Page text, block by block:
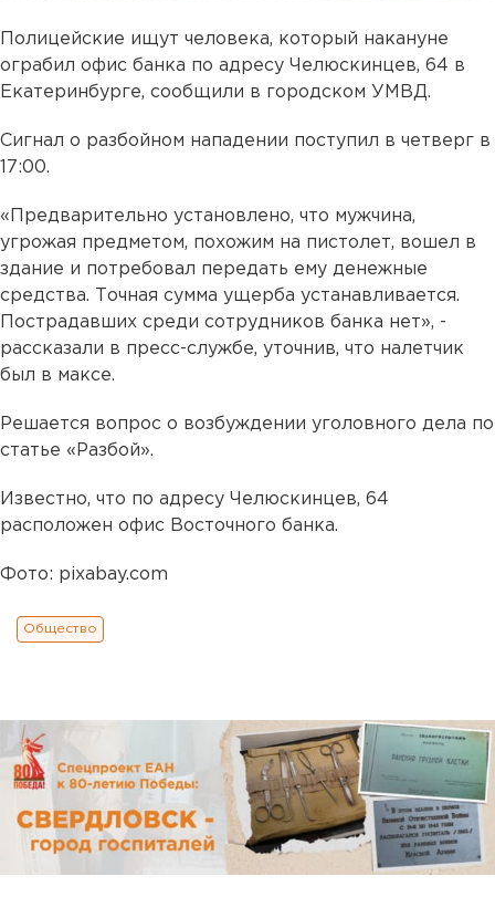
Полицейские ищут человека, который накануне
ограбил офис банка по адресу Челюскинцев, 64 в
Екатеринбурге, сообщили в городском УМВД.
Сигнал о разбойном нападении поступил в четверг в
17:00.
«Предварительно установлено, что мужчина,
угрожая предметом, похожим на пистолет, вошел в
здание и потребовал передать ему денежные
средства. Точная сумма ущерба устанавливается.
Пострадавших среди сотрудников банка нет», -
рассказали в пресс-службе, уточнив, что налетчик
был в максе.
Решается вопрос о возбуждении уголовного дела по
статье «Разбой».
Известно, что по адресу Челюскинцев, 64
расположен офис Восточного банка.
Фото: pixabay.com
Общество